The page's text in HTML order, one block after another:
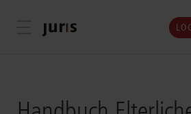
Menü öffnen